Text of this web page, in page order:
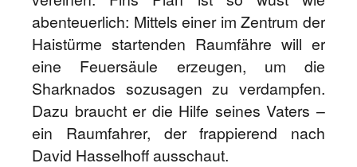
abenteuerlich: Mittels einer im Zentrum der
Haistürme startenden Raumfähre will er
eine Feuersäule erzeugen, um die
Sharknados sozusagen zu verdampfen.
Dazu braucht er die Hilfe seines Vaters –
ein Raumfahrer, der frappierend nach
David Hasselhoff ausschaut.